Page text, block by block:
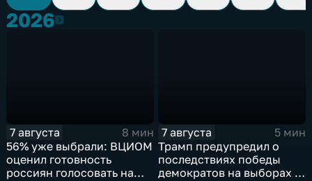
20262026
7 августа
8 мин
56% уже выбрали: ВЦИОМ
оценил готовность
россиян голосовать на
7 августа
5 мин
Трамп предупредил о
последствиях победы
демократов на выборах в